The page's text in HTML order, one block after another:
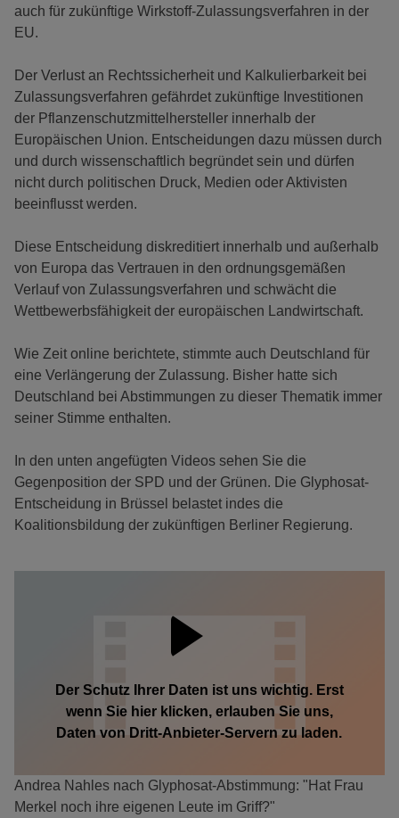
auch für zukünftige Wirkstoff-Zulassungsverfahren in der
EU.
Der Verlust an Rechtssicherheit und Kalkulierbarkeit bei
Zulassungsverfahren gefährdet zukünftige Investitionen
der Pflanzenschutzmittelhersteller innerhalb der
Europäischen Union. Entscheidungen dazu müssen durch
und durch wissenschaftlich begründet sein und dürfen
nicht durch politischen Druck, Medien oder Aktivisten
beeinflusst werden.
Diese Entscheidung diskreditiert innerhalb und außerhalb
von Europa das Vertrauen in den ordnungsgemäßen
Verlauf von Zulassungsverfahren und schwächt die
Wettbewerbsfähigkeit der europäischen Landwirtschaft.
Wie Zeit online berichtete, stimmte auch Deutschland für
eine Verlängerung der Zulassung. Bisher hatte sich
Deutschland bei Abstimmungen zu dieser Thematik immer
seiner Stimme enthalten.
In den unten angefügten Videos sehen Sie die
Gegenposition der SPD und der Grünen. Die Glyphosat-
Entscheidung in Brüssel belastet indes die
Koalitionsbildung der zukünftigen Berliner Regierung.
Der Schutz Ihrer Daten ist uns wichtig. Erst
wenn Sie hier klicken, erlauben Sie uns,
Daten von Dritt-Anbieter-Servern zu laden.
Andrea Nahles nach Glyphosat-Abstimmung: "Hat Frau
Merkel noch ihre eigenen Leute im Griff?"